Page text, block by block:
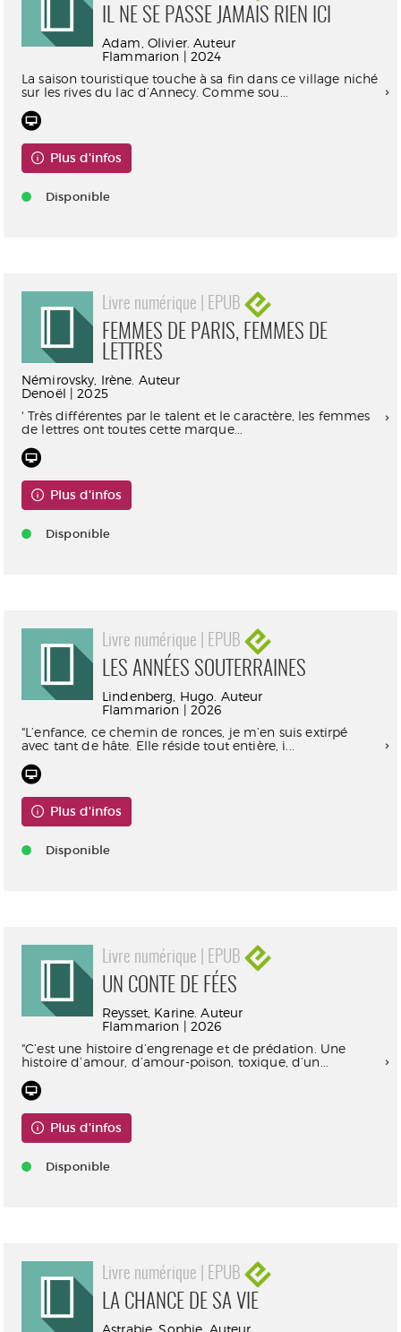
IL NE SE PASSE JAMAIS RIEN ICI
Adam, Olivier. Auteur
Flammarion | 2024
La saison touristique touche à sa fin dans ce village niché
sur les rives du lac d’Annecy. Comme sou...
Plus d'infos
Disponible
Livre numérique | EPUB
FEMMES DE PARIS, FEMMES DE
LETTRES
Némirovsky, Irène. Auteur
Denoël | 2025
' Très différentes par le talent et le caractère, les femmes
de lettres ont toutes cette marque...
Plus d'infos
Disponible
Livre numérique | EPUB
LES ANNÉES SOUTERRAINES
Lindenberg, Hugo. Auteur
Flammarion | 2026
"L’enfance, ce chemin de ronces, je m’en suis extirpé
avec tant de hâte. Elle réside tout entière, i...
Plus d'infos
Disponible
Livre numérique | EPUB
UN CONTE DE FÉES
Reysset, Karine. Auteur
Flammarion | 2026
"C’est une histoire d’engrenage et de prédation. Une
histoire d’amour, d’amour-poison, toxique, d’un...
Plus d'infos
Disponible
Livre numérique | EPUB
LA CHANCE DE SA VIE
Astrabie, Sophie. Auteur